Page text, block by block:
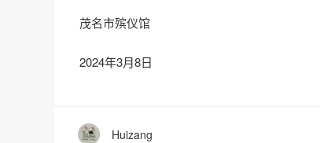
茂名市殡仪馆
2024年3月8日
Huizang